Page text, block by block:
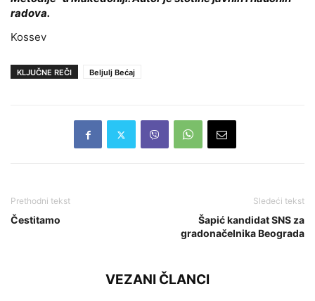
radova.
Kossev
KLJUČNE REČI Beljulj Bećaj
Prethodni tekst
Čestitamo
Sledeći tekst
Šapić kandidat SNS za
gradonačelnika Beograda
VEZANI ČLANCI